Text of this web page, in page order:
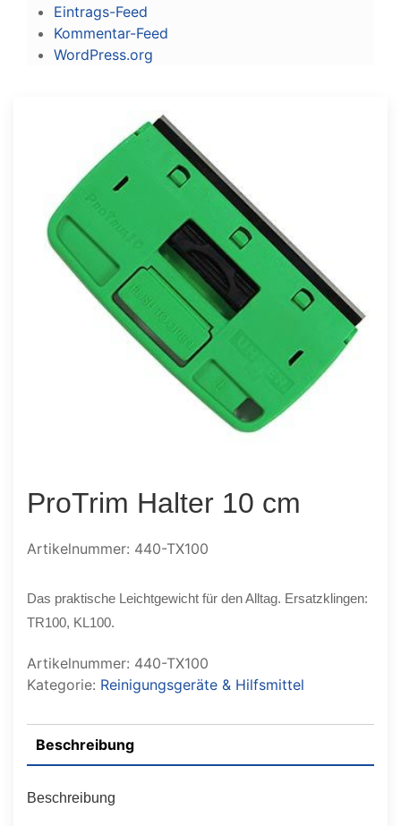
Eintrags-Feed
Kommentar-Feed
WordPress.org
ProTrim Halter 10 cm
Artikelnummer: 440-TX100
Das praktische Leichtgewicht für den Alltag. Ersatzklingen:
TR100, KL100.
Artikelnummer: 440-TX100
Kategorie: Reinigungsgeräte & Hilfsmittel
Beschreibung
Beschreibung